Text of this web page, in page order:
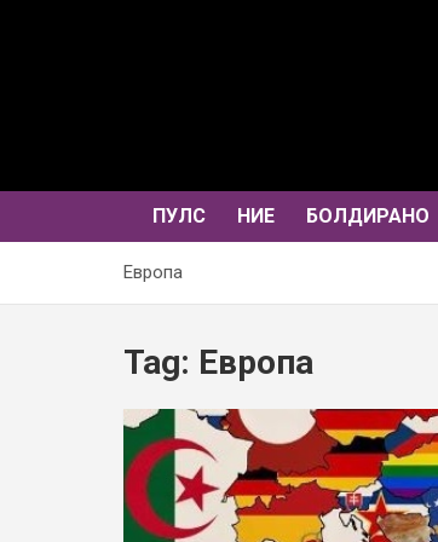
ПУЛС НИЕ БОЛДИРАНО
Европа
Tag: Европа